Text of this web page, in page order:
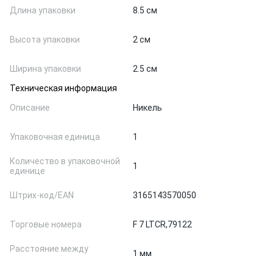
Длина упаковки 8.5 см
Высота упаковки 2 см
Ширина упаковки
2.5 см
Техническая информация
Описание
Никель
Упаковочная единица 1
Количество в упаковочной
единице
1
Штрих-код/EAN 3165143570050
Торговые номера F 7 LTCR,79122
Расстояние между
1 мм